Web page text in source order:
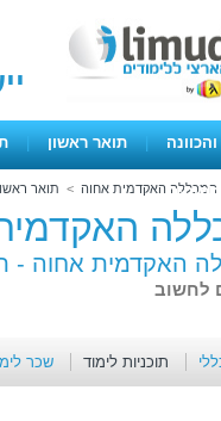
והכוונה | תואר ראשון |
המכללה האקדמית אחוה > תואר
האקדמית אחוה -
לחשוב
תוכניות לימוד שכר